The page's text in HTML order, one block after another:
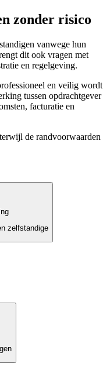
zonder risico
vanwege hun
dit ook vragen met
en regelgeving.
en veilig wordt
tussen opdrachtgever
facturatie en
de randvoorwaarden
zelfstandige